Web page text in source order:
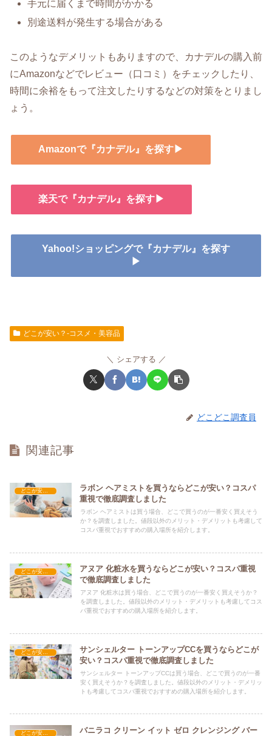
手元に届くまで時間がかかる
別途送料が発生する場合がある
このようなデメリットもありますので、カナデルの購入前
にAmazonなどでレビュー（口コミ）をチェックしたり、
時間に余裕をもって注文したりするなどの対策をとりまし
ょう。
Amazonで『カナデル』を探す▶
楽天で『カナデル』を探す▶
Yahoo!ショッピングで『カナデル』を探す
▶
どこが安い？-コスメ・美容品
シェアする
どこどこ調査員
関連記事
どこが安い？-コスメ・美容品
ラボン ヘアミストを買うならどこが安い？コスパ
重視で徹底調査しました
ラボン ヘアミストは買う場合、どこで買うのが一番安く買えそう
か？を調査しました。値段以外のメリット・デメリットも考慮して
コスパ重視でおすすめの購入場所を紹介します。
どこが安い？-コスメ・美容品
アヌア 化粧水を買うならどこが安い？コスパ重視
で徹底調査しました
アヌア 化粧水は買う場合、どこで買うのが一番安く買えそうか？
を調査しました。値段以外のメリット・デメリットも考慮してコス
パ重視でおすすめの購入場所を紹介します。
どこが安い？-コスメ・美容品
サンシェルター トーンアップCCを買うならどこが
安い？コスパ重視で徹底調査しました
サンシェルター トーンアップCCは買う場合、どこで買うのが一番
安く買えそうか？を調査しました。値段以外のメリット・デメリッ
トも考慮してコスパ重視でおすすめの購入場所を紹介します。
どこが安い？-コスメ・美容品
バニラコ クリーン イット ゼロ クレンジング バー